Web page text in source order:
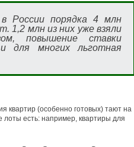
России порядка 4 млн
1,2 млн из них уже взяли
повышение ставки
для многих льготная
квартир (особенно готовых) тают на
лоты есть: например, квартиры для